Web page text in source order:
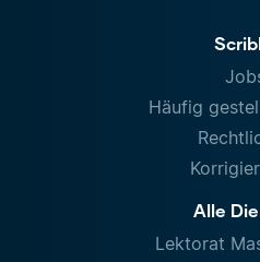
Häufig
Alle
Lektorat